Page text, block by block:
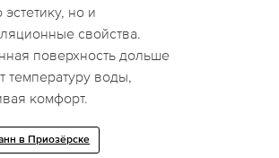
эстетику, но и
свойства.
поверхность дольше
температуру воды,
комфорт.
в Приозёрске